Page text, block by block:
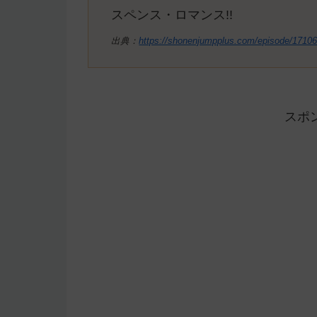
スペンス・ロマンス!!
出典：https://shonenjumpplus.com/episode/
スポ